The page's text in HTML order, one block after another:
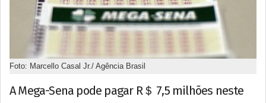
Foto: Marcello Casal Jr./ Agência Brasil
A Mega-Sena pode pagar R＄ 7,5 milhões neste